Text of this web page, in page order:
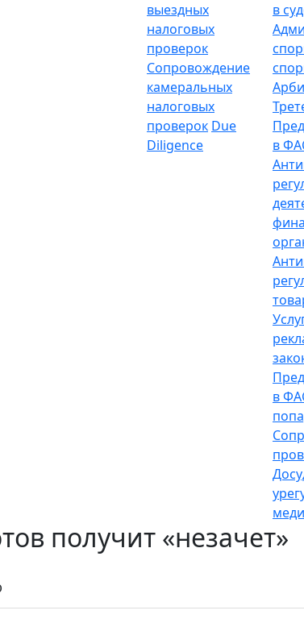
выездных
налоговых
проверок
Сопровождение
камеральных
налоговых
проверок Due
Diligence
в
в
в
получит «незачет»